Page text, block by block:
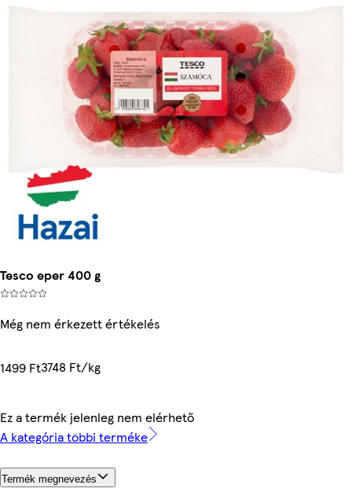
Tesco eper 400 g
Még nem érkezett értékelés
1499 Ft3748 Ft/kg
Ez a termék jelenleg nem elérhető
A kategória többi terméke
Termék megnevezés